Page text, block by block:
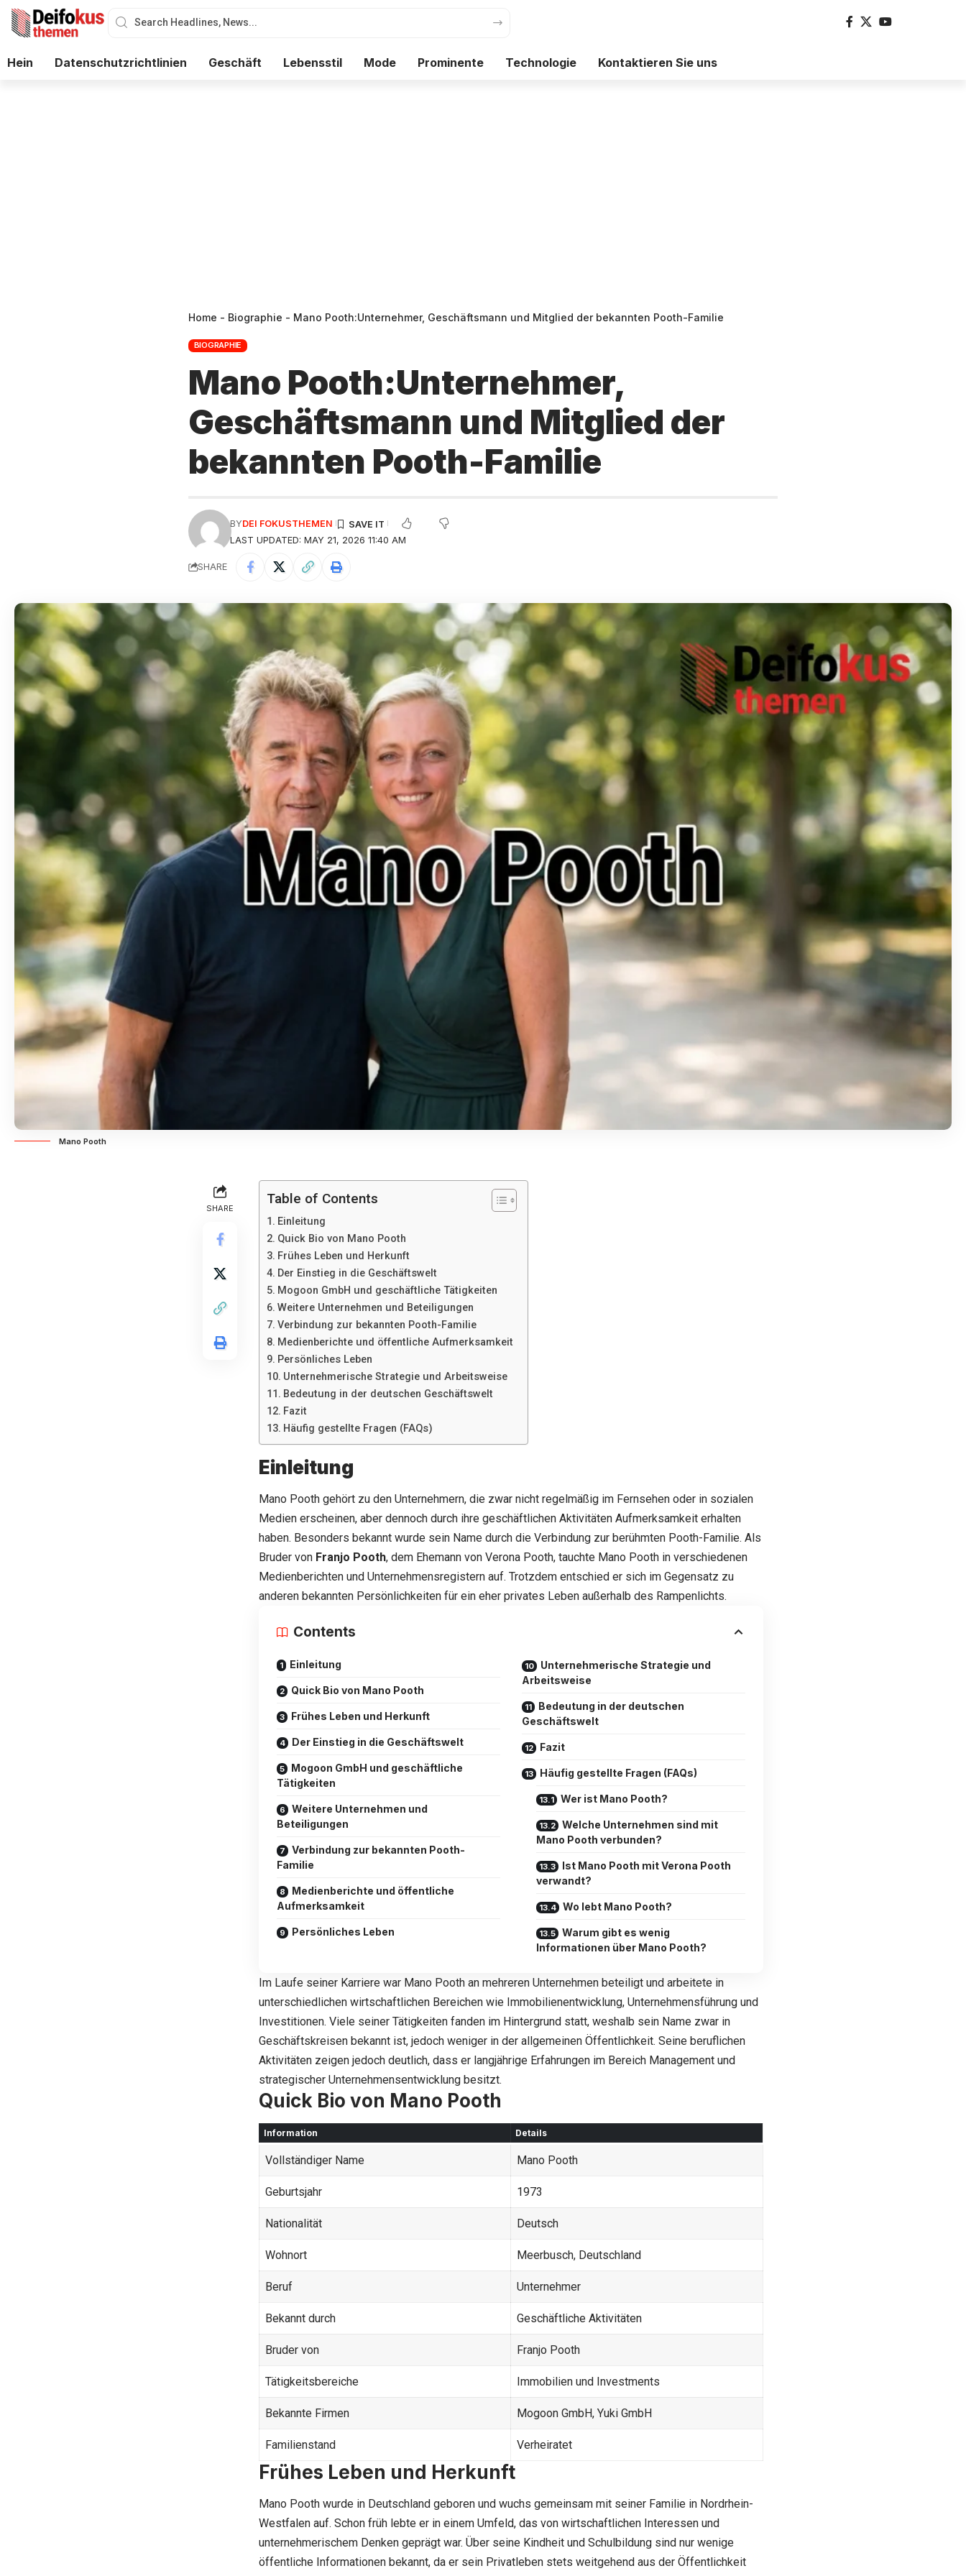
Hein Datenschutzrichtlinien Geschäft Lebensstil Mode Prominente Technologie Kontaktieren Sie uns
Home - Biographie - Mano Pooth:Unternehmer, Geschäftsmann und Mitglied der bekannten Pooth-Familie
BIOGRAPHIE
Mano Pooth:Unternehmer,
Geschäftsmann und Mitglied der
bekannten Pooth-Familie
LAST UPDATED: MAY 21, 2026 11:40 AM
BYDEI FOKUSTHEMEN
SHARE
Mano Pooth
SHARE
Table of Contents
Einleitung
Quick Bio von Mano Pooth
Frühes Leben und Herkunft
Der Einstieg in die Geschäftswelt
Mogoon GmbH und geschäftliche Tätigkeiten
Weitere Unternehmen und Beteiligungen
Verbindung zur bekannten Pooth-Familie
Medienberichte und öffentliche Aufmerksamkeit
Persönliches Leben
Unternehmerische Strategie und Arbeitsweise
Bedeutung in der deutschen Geschäftswelt
Fazit
Häufig gestellte Fragen (FAQs)
Einleitung
Mano Pooth gehört zu den Unternehmern, die zwar nicht regelmäßig im Fernsehen oder in sozialen
Medien erscheinen, aber dennoch durch ihre geschäftlichen Aktivitäten Aufmerksamkeit erhalten
haben. Besonders bekannt wurde sein Name durch die Verbindung zur berühmten Pooth-Familie. Als
Bruder von Franjo Pooth, dem Ehemann von Verona Pooth, tauchte Mano Pooth in verschiedenen
Medienberichten und Unternehmensregistern auf. Trotzdem entschied er sich im Gegensatz zu
anderen bekannten Persönlichkeiten für ein eher privates Leben außerhalb des Rampenlichts.
Contents
Einleitung
Quick Bio von Mano Pooth
Frühes Leben und Herkunft
Der Einstieg in die Geschäftswelt
Mogoon GmbH und geschäftliche
Tätigkeiten
Weitere Unternehmen und
Beteiligungen
Verbindung zur bekannten Pooth-
Familie
Medienberichte und öffentliche
Aufmerksamkeit
Persönliches Leben
Unternehmerische Strategie und
Arbeitsweise
Bedeutung in der deutschen
Geschäftswelt
Fazit
Häufig gestellte Fragen (FAQs)
Wer ist Mano Pooth?
Welche Unternehmen sind mit
Mano Pooth verbunden?
Ist Mano Pooth mit Verona Pooth
verwandt?
Wo lebt Mano Pooth?
Warum gibt es wenig
Informationen über Mano Pooth?
Im Laufe seiner Karriere war Mano Pooth an mehreren Unternehmen beteiligt und arbeitete in
unterschiedlichen wirtschaftlichen Bereichen wie Immobilienentwicklung, Unternehmensführung und
Investitionen. Viele seiner Tätigkeiten fanden im Hintergrund statt, weshalb sein Name zwar in
Geschäftskreisen bekannt ist, jedoch weniger in der allgemeinen Öffentlichkeit. Seine beruflichen
Aktivitäten zeigen jedoch deutlich, dass er langjährige Erfahrungen im Bereich Management und
strategischer Unternehmensentwicklung besitzt.
Quick Bio von Mano Pooth
Information Details
Vollständiger Name Mano Pooth
Geburtsjahr 1973
Nationalität Deutsch
Wohnort Meerbusch, Deutschland
Beruf Unternehmer
Bekannt durch Geschäftliche Aktivitäten
Bruder von Franjo Pooth
Tätigkeitsbereiche Immobilien und Investments
Bekannte Firmen Mogoon GmbH, Yuki GmbH
Familienstand Verheiratet
Frühes Leben und Herkunft
Mano Pooth wurde in Deutschland geboren und wuchs gemeinsam mit seiner Familie in Nordrhein-
Westfalen auf. Schon früh lebte er in einem Umfeld, das von wirtschaftlichen Interessen und
unternehmerischem Denken geprägt war. Über seine Kindheit und Schulbildung sind nur wenige
öffentliche Informationen bekannt, da er sein Privatleben stets weitgehend aus der Öffentlichkeit